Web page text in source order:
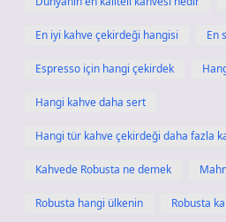
En iyi kahve çekirdeği hangisi En
Espresso için hangi çekirdek
Hangi kahve daha sert
Hangi tür kahve çekirdeği daha fazla
Kahvede Robusta ne demek
Robusta hangi ülkenin Robusta